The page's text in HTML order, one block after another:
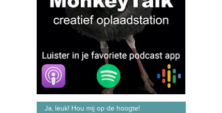
Ja, leuk! Hou mij op de hoogte!